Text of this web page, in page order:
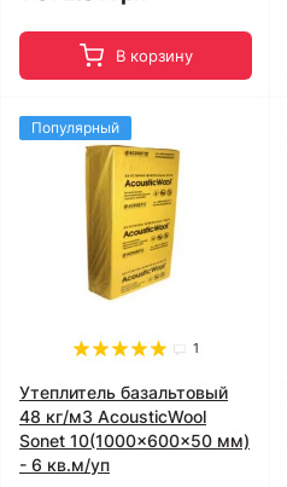
В корзину
Популярный
1
Утеплитель базальтовый
48 кг/м3 AcousticWool
Sonet 10(1000x600x50 мм)
- 6 кв.м/уп